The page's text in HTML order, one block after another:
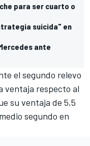
para ser cuarto o
suicida" en
ante
el segundo relevo
ventaja respecto al
su ventaja de 5,5
segundo en